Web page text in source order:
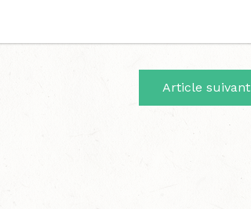
Article suivant